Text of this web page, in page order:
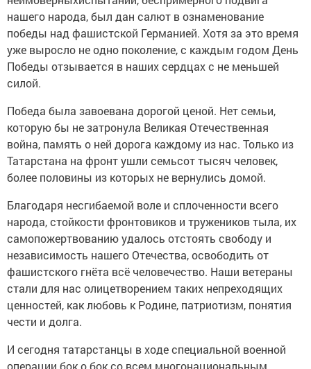
нашего народа, был дан салют в ознаменование
победы над фашистской Германией. Хотя за это время
уже выросло не одно поколение, с каждым годом День
Победы отзывается в наших сердцах с не меньшей
силой.
Победа была завоевана дорогой ценой. Нет семьи,
которую бы не затронула Великая Отечественная
война, память о ней дорога каждому из нас. Только из
Татарстана на фронт ушли семьсот тысяч человек,
более половины из которых не вернулись домой.
Благодаря несгибаемой воле и сплоченности всего
народа, стойкости фронтовиков и тружеников тыла, их
самопожертвованию удалось отстоять свободу и
независимость нашего Отечества, освободить от
фашистского гнёта всё человечество. Наши ветераны
стали для нас олицетворением таких непреходящих
ценностей, как любовь к Родине, патриотизм, понятия
чести и долга.
И сегодня татарстанцы в ходе специальной военной
операции бок о бок со всем многонациональным